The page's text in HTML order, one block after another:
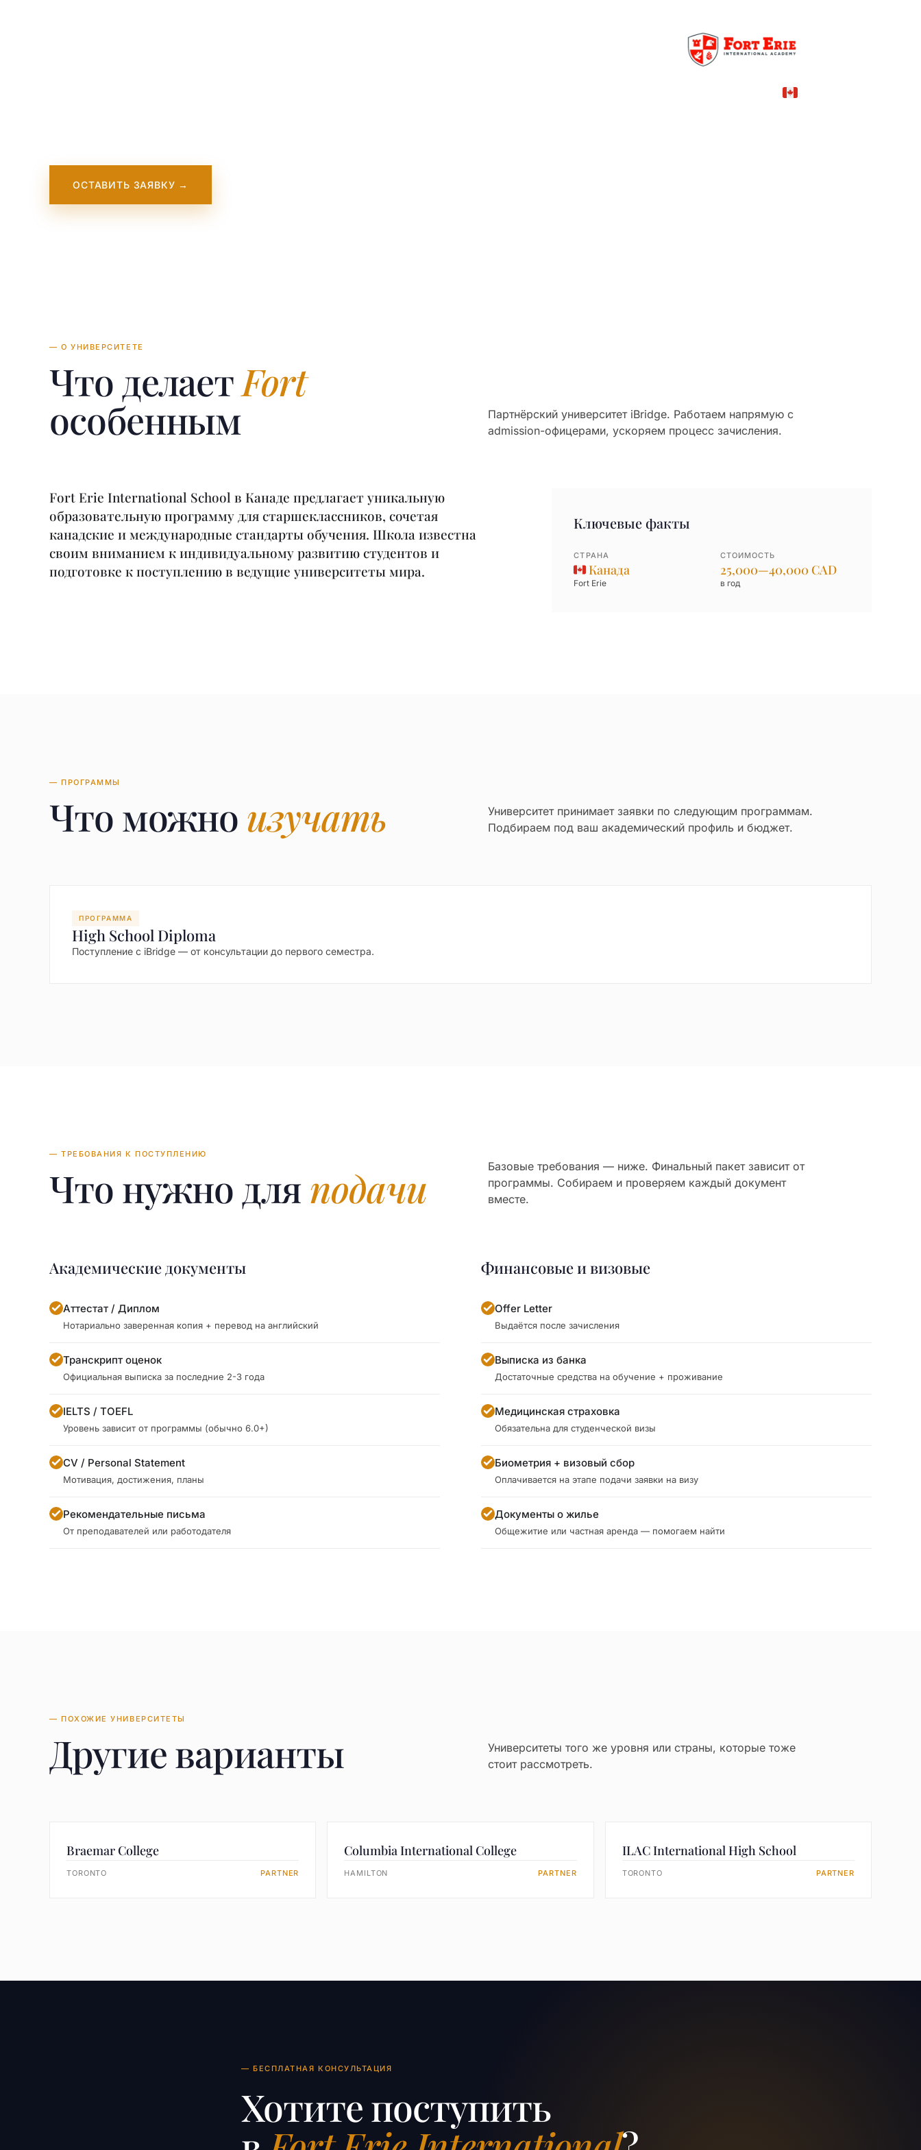
ОСТАВИТЬ ЗАЯВКУ →
— О УНИВЕРСИТЕТЕ
Что делаетFort
особенным
Партнёрский университет iBridge. Работаем напрямую с
admission-офицерами, ускоряем процесс зачисления.
Fort Erie International School в Канаде предлагает уникальную
образовательную программу для старшеклассников, сочетая
канадские и международные стандарты обучения. Школа известна
своим вниманием к индивидуальному развитию студентов и
подготовке к поступлению в ведущие университеты мира.
Ключевые факты
СТРАНА
Канада
Fort Erie
СТОИМОСТЬ
25,000—40,000 CAD
в год
— ПРОГРАММЫ
Что можноизучать
Университет принимает заявки по следующим программам.
Подбираем под ваш академический профиль и бюджет.
ПРОГРАММА
High School Diploma
Поступление с iBridge — от консультации до первого семестра.
— ТРЕБОВАНИЯ К ПОСТУПЛЕНИЮ
Что нужно дляподачи
Базовые требования — ниже. Финальный пакет зависит от
программы. Собираем и проверяем каждый документ
вместе.
Академические документы
Аттестат / Диплом
Нотариально заверенная копия + перевод на английский
Транскрипт оценок
Официальная выписка за последние 2-3 года
IELTS / TOEFL
Уровень зависит от программы (обычно 6.0+)
CV / Personal Statement
Мотивация, достижения, планы
Рекомендательные письма
От преподавателей или работодателя
Финансовые и визовые
Offer Letter
Выдаётся после зачисления
Выписка из банка
Достаточные средства на обучение + проживание
Медицинская страховка
Обязательна для студенческой визы
Биометрия + визовый сбор
Оплачивается на этапе подачи заявки на визу
Документы о жилье
Общежитие или частная аренда — помогаем найти
— ПОХОЖИЕ УНИВЕРСИТЕТЫ
Другие варианты
Университеты того же уровня или страны, которые тоже
стоит рассмотреть.
Braemar College
TORONTO PARTNER
Columbia International College
HAMILTON PARTNER
ILAC International High School
TORONTO PARTNER
— БЕСПЛАТНАЯ КОНСУЛЬТАЦИЯ
Хотите поступить